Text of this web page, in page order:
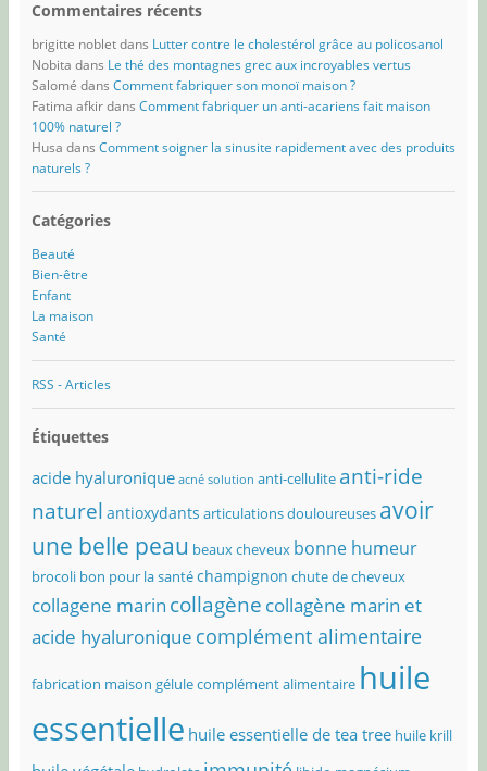
Commentaires récents
brigitte nobletdans Lutter contre le cholestérol grâce au policosanol
Nobita dans Le thé des montagnes grec aux incroyables vertus
Salomé dans Comment fabriquer son monoï maison ?
Fatima afkirdans Comment fabriquer un anti-acariens fait maison
100% naturel ?
Husa dans Comment soigner la sinusite rapidement avec des produits
naturels ?
Catégories
Beauté
Bien-être
Enfant
La maison
Santé
RSS - Articles
Étiquettes
acide hyaluronique acné solution anti-cellulite anti-ride
naturel antioxydants articulations douloureuses avoir
une belle peau beaux cheveux bonne humeur
brocoli bon pour la santé champignon chute de cheveux
collagene marin collagène collagène marin et
acide hyaluronique complément alimentaire
fabrication maison gélule complément alimentaire huile
essentielle huile essentielle de tea tree huile krill